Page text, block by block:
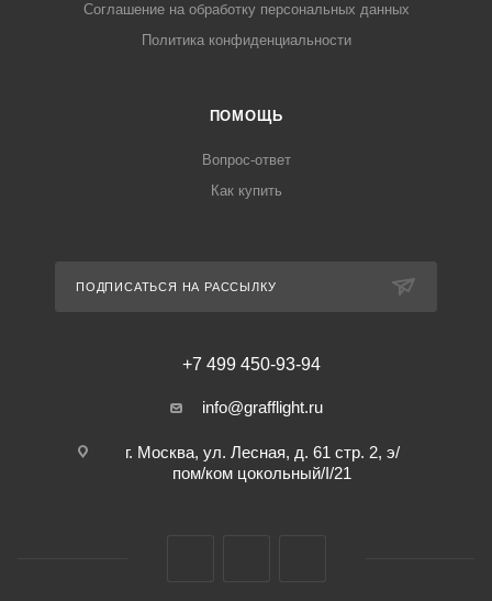
Соглашение на обработку персональных данных
Политика конфиденциальности
ПОМОЩЬ
Вопрос-ответ
Как купить
ПОДПИСАТЬСЯ НА РАССЫЛКУ
+7 499 450-93-94
info@grafflight.ru
г. Москва, ул. Лесная, д. 61 стр. 2, э/
пом/ком цокольный/I/21